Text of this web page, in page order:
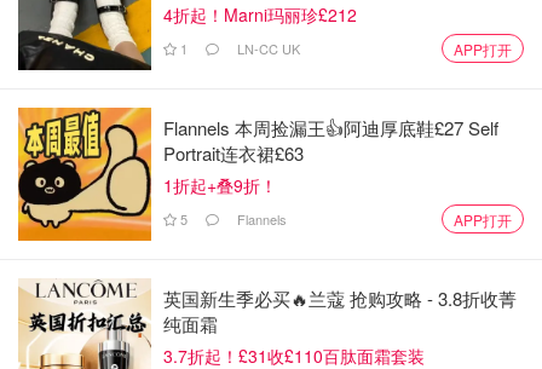
4折起！Marni玛丽珍£212
1 LN-CC UK APP打开
Flannels 本周捡漏王👍阿迪厚底鞋£27 Self
Portrait连衣裙£63
1折起+叠9折！
5 Flannels APP打开
英国新生季必买🔥兰蔻 抢购攻略 - 3.8折收菁
纯面霜
3.7折起！£31收£110百肽面霜套装